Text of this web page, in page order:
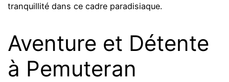
tranquillité dans ce cadre paradisiaque.
Aventure et Détente
à Pemuteran